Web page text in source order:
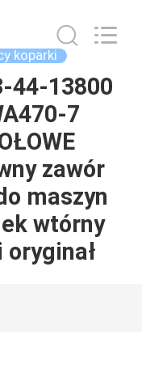
koparki
44-13800
7
zawór
maszyn
wtórny